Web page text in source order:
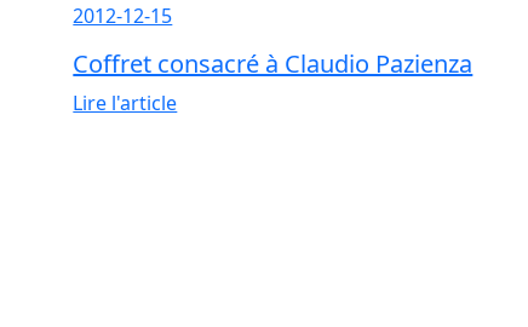
2012-12-15
Coffret consacré à Claudio Pazienza
Lire l'article